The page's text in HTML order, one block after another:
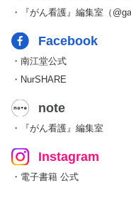
・『がん看護』編集室（
Facebook
・南江堂公式
・NurSHARE
note
・『がん看護』編集室
Instagram
・電子書籍 公式